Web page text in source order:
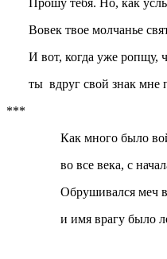
Прошу тебя. Но, как
Вовек твое молчанье
И вот, когда уже ропщу,
ты вдруг свой знак мне
***
Как много было войн,
во все века, с начала
Обрушивался меч
и имя врагу было